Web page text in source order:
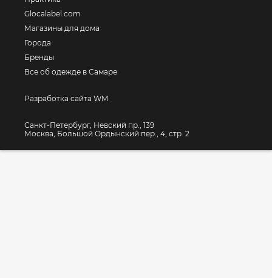
Glocalabel.com
Магазины для дома
Города
Бренды
Все об одежде в Самаре
Разработка сайта WM
Санкт-Петербург, Невский пр., 139
Москва, Большой Ордынский пер., 4, стр. 2